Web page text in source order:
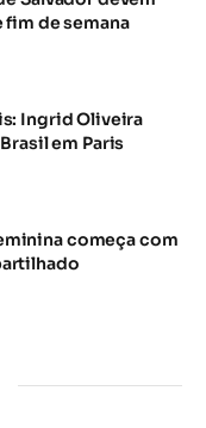
fim de semana
Ingrid Oliveira
em Paris
começa com